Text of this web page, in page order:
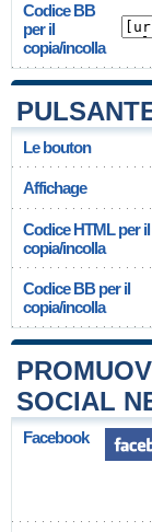
Codice BB
per il
copia/incolla
Le bouton
Affichage
Codice HTML per il
copia/incolla
Codice BB per il
copia/incolla
SOCIAL
Facebook